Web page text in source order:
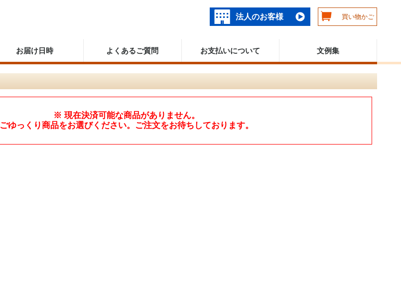
法人のお客様 買い物かご
お届け日時 よくあるご質問 お支払いについて 文例集
※ 現在決済可能な商品がありません。
ごゆっくり商品をお選びください。ご注文をお待ちしております。